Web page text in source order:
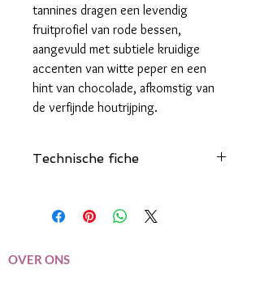
tannines dragen een levendig
fruitprofiel van rode bessen,
aangevuld met subtiele kruidige
accenten van witte peper en een
hint van chocolade, afkomstig van
de verfijnde houtrijping.
Technische fiche
OVER ONS